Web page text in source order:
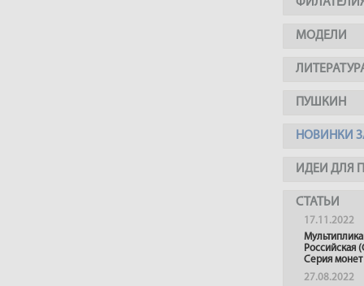
МОДЕЛИ
ПУШКИН
НОВИНКИ
ИДЕИ ДЛЯ
СТАТЬИ
17.11.2022
Российская
Серия монет
27.08.2022